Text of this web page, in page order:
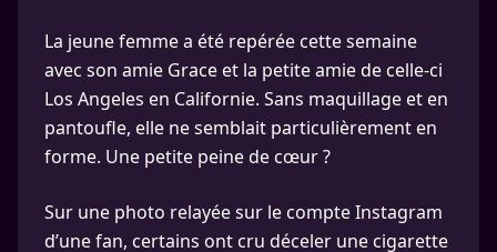
La jeune femme a été repérée cette semaine
avec son amie Grace et la petite amie de celle-ci
Los Angeles en Californie. Sans maquillage et en
pantoufle, elle ne semblait particulièrement en
forme. Une petite peine de cœur ?
Sur une photo relayée sur le compte Instagram
d’une fan, certains ont cru déceler une cigarette